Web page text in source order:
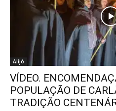
Alijó
VÍDEO.
POPULAÇÃO DE
TRADIÇÃO